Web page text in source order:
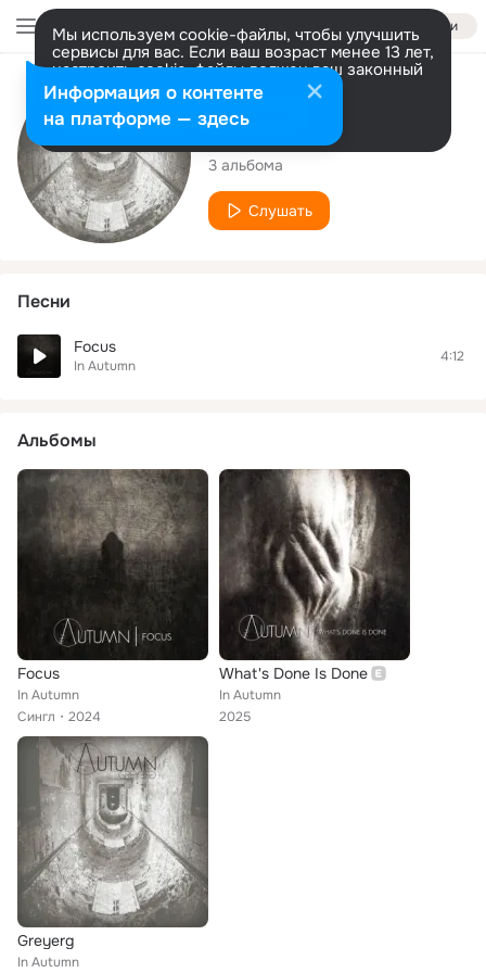
Войти
Мы используем cookie-файлы, чтобы улучшить
сервисы для вас. Если ваш возраст менее 13 лет,
настроить cookie-файлы должен ваш законный
представитель. Больше информации
Разрешить все Настроить
Исполнитель
In Autumn
3 альбома
Слушать
Песни
Focus
In Autumn
4:12
Альбомы
Focus
In Autumn
Сингл
2024
What's Done Is Done
In Autumn
2025
Greyerg
In Autumn
Информация о контенте
на платформе — здесь